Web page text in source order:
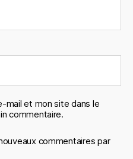
mail et mon site dans le
commentaire.
commentaires par